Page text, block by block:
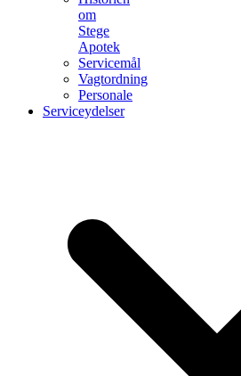
om
Stege
Apotek
Servicemål
Vagtordning
Personale
Serviceydelser